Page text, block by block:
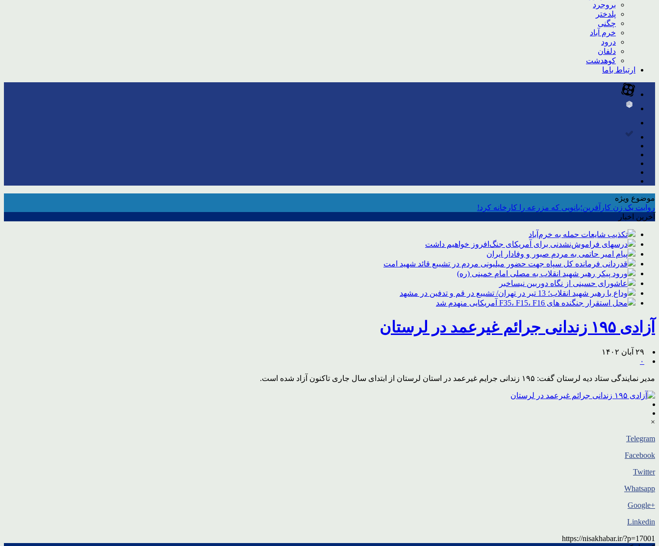
بروجرد
پلدختر
چگنی
خرم آباد
درود
دلفان
کوهدشت
ارتباط باما
موضوع ویژه
روایت یک زن کارآفرین؛بانویی که مزرعه را کارخانه کرد!
آخرین اخبار
تکذیب شایعات حمله به خرم‌آباد
درسهای فراموش‌نشدنی برای آمریکای جنگ‌افروز خواهیم داشت
پیام امیر حاتمی به مردم صبور و وفادار ایران
قدردانی فرمانده کل سپاه جهت حضور میلیونی مردم در تشییع قائد شهید امت
ورود پیکر رهبر شهید انقلاب به مصلی امام خمینی (ره)
عاشورای حسینی از نگاه دوربین نیساخبر
وداع با رهبر شهید انقلاب؛ 13 تیر در تهران/ تشییع در قم و تدفین در مشهد
محل استقرار جنگنده های F35، F15، F16 آمریکایی منهدم شد
آزادی ۱۹۵ زندانی جرائم غیرعمد در لرستان
۲۹ آبان ۱۴۰۲
۰
مدیر نمایندگی ستاد دیه لرستان گفت: ۱۹۵ زندانی جرایم غیرعمد در استان لرستان از ابتدای سال جاری تاکنون آزاد شده است.
×
Telegram
Facebook
Twitter
Whatsapp
+Google
Linkedin
https://nisakhabar.ir/?p=17001